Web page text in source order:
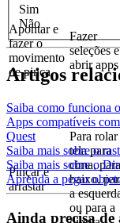
Apontar e
fazer o
movimento
de pinça
Fazer
seleções e
abrir apps
Pinçar e
arrastar
Para rolar
tela para
cima, para
baixo,
a
ou para a
Sim
Não
Artigos
Saiba como funciona
Apps compatíveis
Quest
Saiba mais sobre o
Saiba mais sobre o
Aprenda a pegar
Ainda precisa de